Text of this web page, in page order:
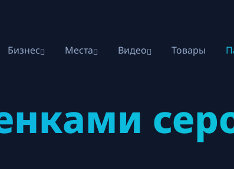
Бизнес Места Видео Товары